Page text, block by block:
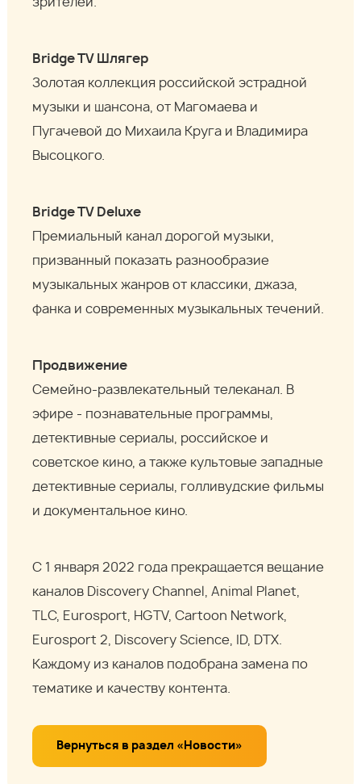
Bridge TV Шлягер
Золотая коллекция российской эстрадной
музыки и шансона, от Магомаева и
Пугачевой до Михаила Круга и Владимира
Высоцкого.
Bridge TV Deluxe
Премиальный канал дорогой музыки,
призванный показать разнообразие
музыкальных жанров от классики, джаза,
фанка и современных музыкальных течений.
Продвижение
Семейно-развлекательный телеканал. В
эфире - познавательные программы,
детективные сериалы, российское и
советское кино, а также культовые западные
детективные сериалы, голливудские фильмы
и документальное кино.
С 1 января 2022 года прекращается вещание
каналов Discovery Channel, Animal Planet,
TLC, Eurosport, HGTV, Cartoon Network,
Eurosport 2, Discovery Science, ID, DTX.
Каждому из каналов подобрана замена по
тематике и качеству контента.
Вернуться в раздел «Новости»